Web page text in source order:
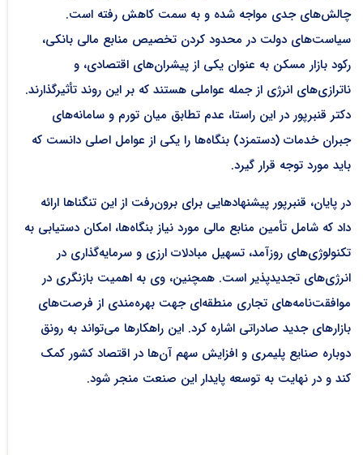
چالش‌های جدی مواجه شده و به سمت کاهش رفته است.
سیاست‌های دولت در محدود کردن تخصیص منابع مالی بانکی،
رکود بازار مسکن به عنوان یکی از پیشران‌های اقتصادی، و
ناترازی‌های انرژی از جمله عواملی هستند که بر این روند تأثیرگذارند.
دکتر قنبرپور در این راستا، عدم تطابق میان تورم و سامانه‌های
جبران خدمات (دستمزد) بنگاه‌ها را یکی از عوامل اصلی دانست که
باید مورد توجه قرار گیرد.
در پایان، قنبرپور پیشنهادهایی برای برون‌رفت از این تنگناها ارائه
داد که شامل تأمین منابع مالی مورد نیاز بنگاه‌ها، امکان دستیابی به
تکنولوژی‌های روزآمد، تسهیل مبادلات ارزی و سرمایه‌گذاری در
انرژی‌های تجدیدپذیر است. همچنین، وی به اهمیت بازنگری در
موافقت‌نامه‌های تجاری منطقه‌ای جهت بهره‌مندی از فرصت‌های
بازارهای جدید صادراتی اشاره کرد. این راهکارها می‌تواند به رونق
دوباره صنایع پلیمری و افزایش سهم آن‌ها در اقتصاد کشور کمک
کند و در نهایت به توسعه پایدار این صنعت منجر شود.